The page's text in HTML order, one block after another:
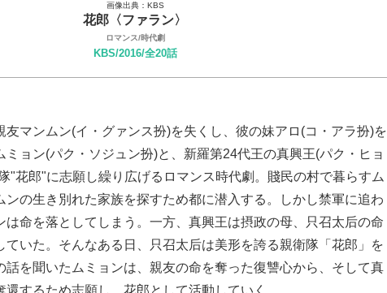
画像出典：KBS
花郎〈ファラン〉
ロマンス/時代劇
KBS/2016/全20話
友マンムン(イ・グァンス扮)を失くし、彼の妹アロ(コ・アラ扮)を
ミョン(パク・ソジュン扮)と、新羅第24代王の真興王(パク・ヒョ
"花郎"に志願し繰り広げるロマンス時代劇。賤民の村で暮らすム
ンの生き別れた家族を探すため都に潜入する。しかし禁軍に追わ
は命を落としてしまう。一方、真興王は摂政の母、只召太后の命
ていた。そんなある日、只召太后は美形を誇る親衛隊「花郎」を
話を聞いたムミョンは、親友の命を奪った復讐心から、そして真
するため志願し、花郎として活動していく。